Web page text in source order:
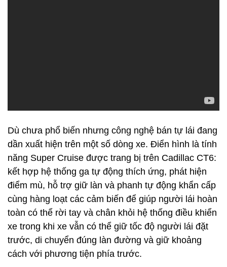
Dù chưa phổ biến nhưng công nghệ bán tự lái đang
dần xuất hiện trên một số dòng xe. Điển hình là tính
năng Super Cruise được trang bị trên Cadillac CT6:
kết hợp hệ thống ga tự động thích ứng, phát hiện
điểm mù, hỗ trợ giữ làn và phanh tự động khẩn cấp
cùng hàng loạt các cảm biến để giúp người lái hoàn
toàn có thể rời tay và chân khỏi hệ thống điều khiển
xe trong khi xe vẫn có thể giữ tốc độ người lái đặt
trước, di chuyển đúng làn đường và giữ khoảng
cách với phương tiện phía trước.